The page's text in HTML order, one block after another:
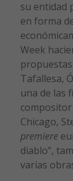
su entidad
en forma
Week
Tafallesa,
una de las
Chicago,
premiere
diablo”,
varias